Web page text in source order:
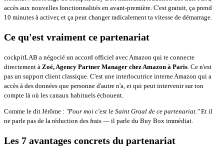
accès aux nouvelles fonctionnalités en avant-première. C'est gratuit, ça prend
10 minutes à activer, et ça peut changer radicalement ta vitesse de démarrage.
Ce qu'est vraiment ce partenariat
cockpitLAB a négocié un accord officiel avec Amazon qui te connecte
directement à Zoé, Agency Partner Manager chez Amazon à Paris . Ce n'est
pas un support client classique. C'est une interlocutrice interne Amazon qui a
accès à des données que personne d'autre n'a, et qui peut intervenir sur ton
compte là où les canaux habituels échouent.
Comme le dit Jérôme : "Pour moi c'est le Saint Graal de ce partenariat."Et il
ne parle pas de la réduction des frais — il parle du Buy Box immédiat.
Les 7 avantages concrets du partenariat